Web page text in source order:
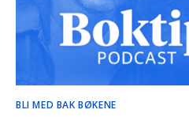
BLI MED BAK BØKENE